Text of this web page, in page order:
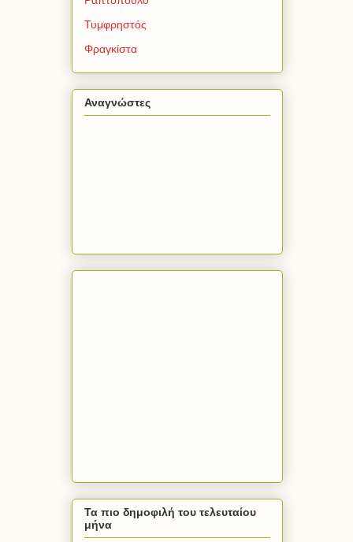
Τυμφρηστός
Φραγκίστα
Αναγνώστες
Τα πιο δημοφιλή του τελευταίου
μήνα